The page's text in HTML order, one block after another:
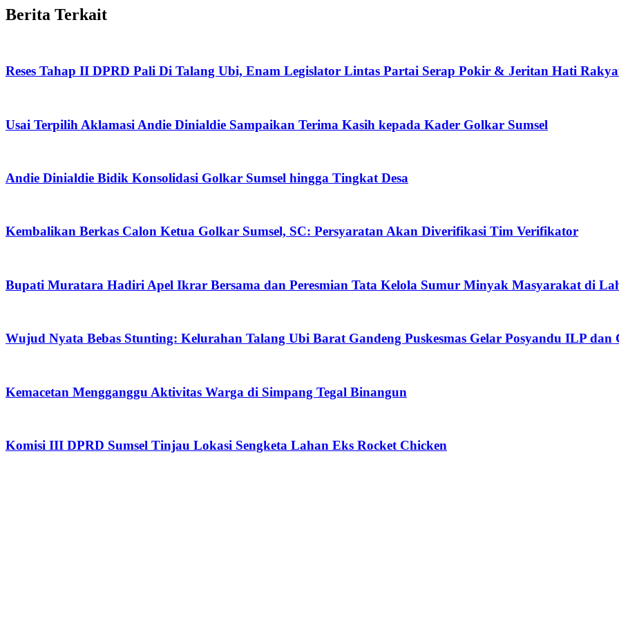
Berita Terkait
Reses Tahap II DPRD Pali Di Talang Ubi, Enam Legislator Lintas Partai Serap Pokir & Jeritan Hati
Usai Terpilih Aklamasi Andie Dinialdie Sampaikan Terima Kasih kepada Kader Golkar Sumsel
Andie Dinialdie Bidik Konsolidasi Golkar Sumsel hingga Tingkat Desa
Kembalikan Berkas Calon Ketua Golkar Sumsel, SC: Persyaratan Akan Diverifikasi Tim Verifikator
Bupati Muratara Hadiri Apel Ikrar Bersama dan Peresmian Tata Kelola Sumur Minyak Masyarakat di
Wujud Nyata Bebas Stunting: Kelurahan Talang Ubi Barat Gandeng Puskesmas Gelar Posyandu ILP
Kemacetan Mengganggu Aktivitas Warga di Simpang Tegal Binangun
Komisi III DPRD Sumsel Tinjau Lokasi Sengketa Lahan Eks Rocket Chicken